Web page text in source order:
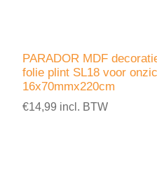
PARADOR MDF
folie plint SL18 voor
16x70mmx220cm
€14,99 incl. BTW